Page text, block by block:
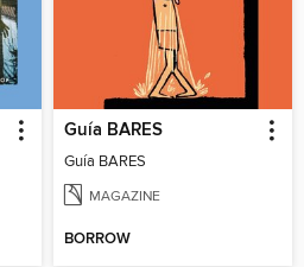
Guía BARES
Guía BARES
MAGAZINE
BORROW